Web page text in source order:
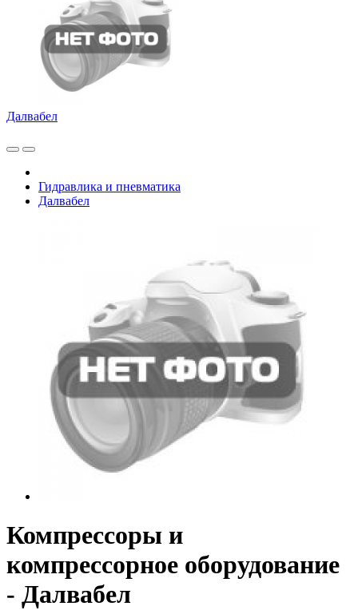
Далвабел
Гидравлика и пневматика
Далвабел
Компрессоры и
компрессорное оборудование
- Далвабел